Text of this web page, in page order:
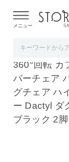
よる配送遅延が発
メニュー
カウンター
360°回転 カ
バーチェア
グチェア ハ
ー Dactyl ダ
ブラック 2脚